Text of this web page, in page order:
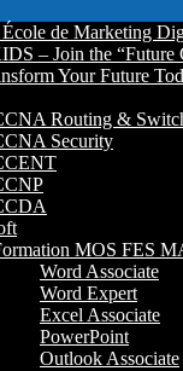
de Marketing
– Join the “Future
Your Future
Routing &
Security
MOS FES
Word Associate
Word Expert
Excel Associate
PowerPoint
Outlook Associate